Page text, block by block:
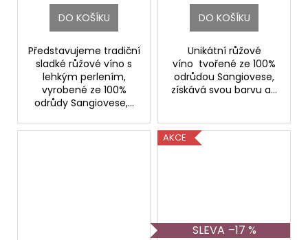
DO KOŠÍKU
Představujeme tradiční
sladké růžové víno s
lehkým perlením,
vyrobené ze 100%
odrůdy Sangiovese,...
DO KOŠÍKU
Unikátní růžové
víno tvořené ze 100%
odrůdou Sangiovese,
získává svou barvu a...
AKCE
–17 %